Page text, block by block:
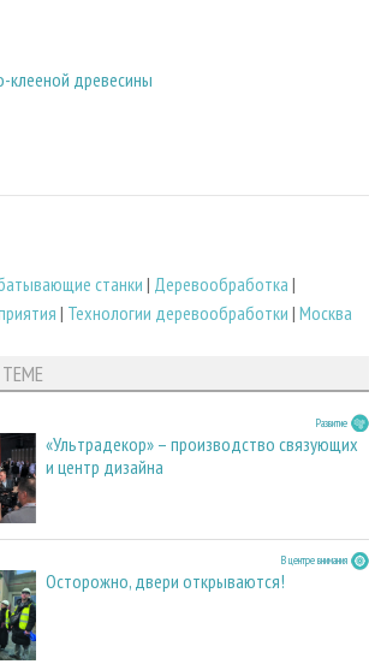
клееной древесины
станки | Деревообработка |
| Технологии деревообработки | Москва
Развитие
«Ультрадекор» – производство связующих
и центр дизайна
В центре внимания
Осторожно, двери открываются!